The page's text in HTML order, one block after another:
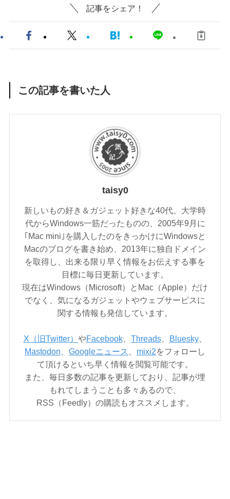
記事をシェア！
この記事を書いた人
taisy0
新しいもの好き＆ガジェット好きな40代。大学時
代からWindows一筋だったものの、2005年9月に
｢Mac mini｣を購入したのをきっかけにWindowsと
Macのブログを書き始め、2013年に独自ドメイン
を取得し、出来る限り早く情報をお伝えする事を
目標に毎日更新しています。
現在はWindows（Microsoft）とMac（Apple）だけ
でなく、気になるガジェットやウェブサービスに
関する情報も発信しています。
X（旧Twitter） やFacebook、 Threads、 Bluesky、
Mastodon
Googleニュース mixi2をフォローし
て頂けるといち早く情報を閲覧可能です。
また、毎日多数の記事を更新しており、記事が埋
もれてしまうことも多々あるので、
RSS（Feedly）の購読もオススメします。